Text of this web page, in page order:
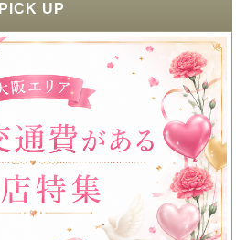
PICK UP